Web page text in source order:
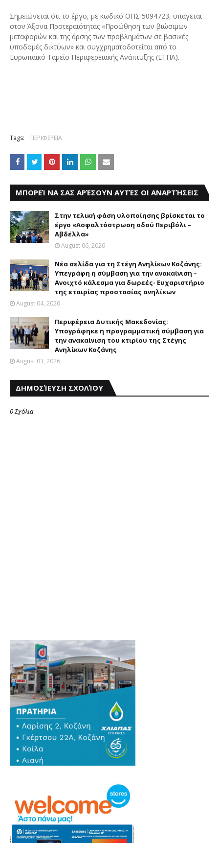
Σημειώνεται ότι το έργο, με κωδικό ΟΠΣ 5094723, υπάγεται
στον Άξονα Προτεραιότητας «Προώθηση των βιώσιμων
μεταφορών και της άρσης των προβλημάτων σε βασικές
υποδομές δικτύων» και συγχρηματοδοτείται από το
Ευρωπαϊκό Ταμείο Περιφερειακής Ανάπτυξης (ΕΤΠΑ).
Tags: ΠΕΡΙΦΕΡΕΙΑ
ΜΠΟΡΕΊ ΝΑ ΣΑΣ ΑΡΈΣΟΥΝ ΑΥΤΈΣ ΟΙ ΑΝΑΡΤΉΣΕΙΣ
Στην τελική φάση υλοποίησης βρίσκεται το
έργο «Ασφαλτόστρωση οδού Περιβόλι –
Αβδέλλα»
August 06, 2026
Νέα σελίδα για τη Στέγη Ανηλίκων Κοζάνης:
Υπεγράφη η σύμβαση για την ανακαίνιση –
Ανοιχτό κάλεσμα για δωρεές- Ευχαριστήριο
της εταιρίας προστασίας ανηλίκων
August 04, 2026
Περιφέρεια Δυτικής Μακεδονίας:
Υπογράφηκε η προγραμματική σύμβαση για
την ανακαίνιση του κτιρίου της Στέγης
Ανηλίκων Κοζάνης
August 03, 2026
ΔΗΜΟΣΊΕΥΣΗ ΣΧΟΛΊΟΥ
0 Σχόλια